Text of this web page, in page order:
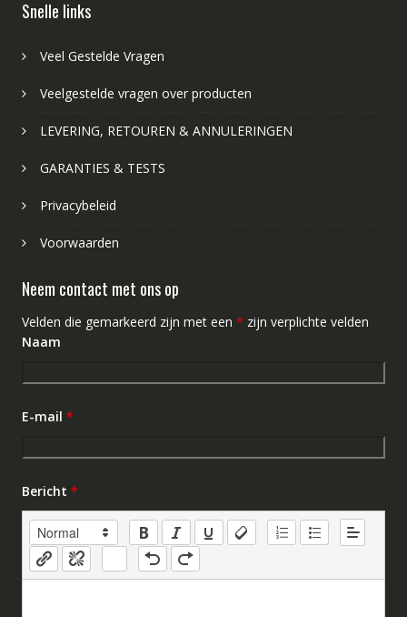
Snelle links
Veel Gestelde Vragen
Veelgestelde vragen over producten
LEVERING, RETOUREN & ANNULERINGEN
GARANTIES & TESTS
Privacybeleid
Voorwaarden
Neem contact met ons op
Velden die gemarkeerd zijn met een * zijn verplichte velden
Naam
E-mail *
Bericht *